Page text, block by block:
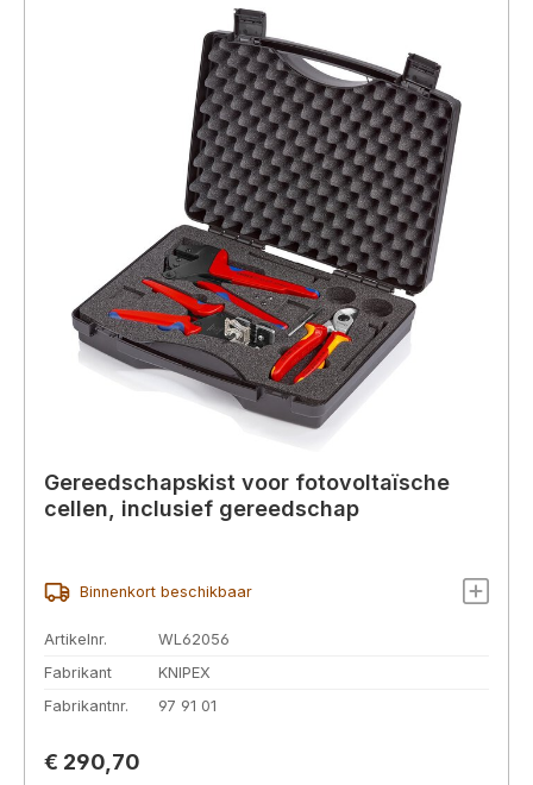
Gereedschapskist voor fotovoltaïsche
cellen, inclusief gereedschap
Binnenkort beschikbaar
Artikelnr.
WL62056
Fabrikant
KNIPEX
Fabrikantnr.
97 91 01
Normale prijs:
€ 290,70